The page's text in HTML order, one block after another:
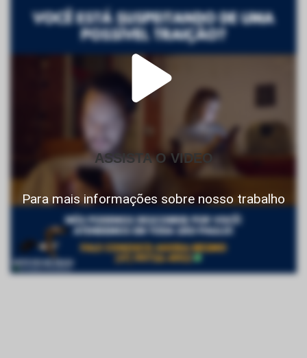
ASSISTA O VIDEO
Para mais informações sobre nosso trabalho